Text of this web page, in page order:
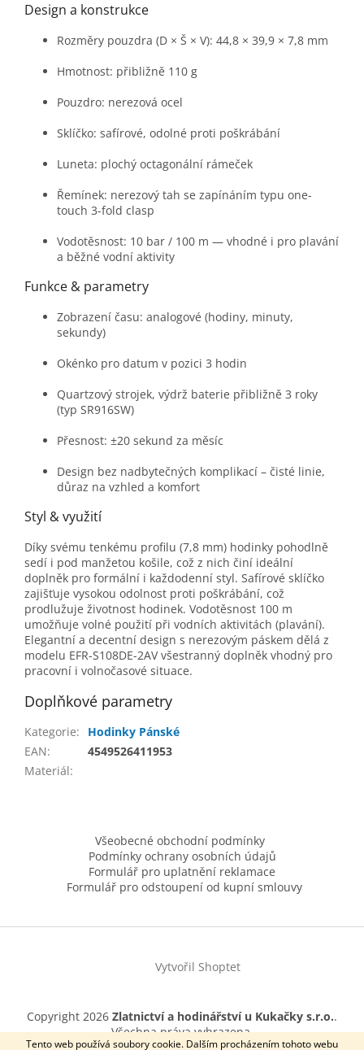
Tento web používá soubory cookie. Dalším procházením tohoto webu
Design a konstrukce
Rozměry pouzdra (D × Š × V): 44,8 × 39,9 × 7,8 mm
Hmotnost: přibližně 110 g
Pouzdro: nerezová ocel
Sklíčko: safírové, odolné proti poškrábání
Luneta: plochý octagonální rámeček
Řemínek: nerezový tah se zapínáním typu one-
touch 3-fold clasp
Vodotěsnost: 10 bar / 100 m — vhodné i pro plavání
a běžné vodní aktivity
Funkce & parametry
Zobrazení času: analogové (hodiny, minuty,
sekundy)
Okénko pro datum v pozici 3 hodin
Quartzový strojek, výdrž baterie přibližně 3 roky
(typ SR916SW)
Přesnost: ±20 sekund za měsíc
Design bez nadbytečných komplikací – čisté linie,
důraz na vzhled a komfort
Styl & využití
Díky svému tenkému profilu (7,8 mm) hodinky pohodlně
sedí i pod manžetou košile, což z nich činí ideální
doplněk pro formální i každodenní styl. Safírové sklíčko
zajišťuje vysokou odolnost proti poškrábání, což
prodlužuje životnost hodinek. Vodotěsnost 100 m
umožňuje volné použití při vodních aktivitách (plavání).
Elegantní a decentní design s nerezovým páskem dělá z
modelu EFR-S108DE-2AV všestranný doplněk vhodný pro
pracovní i volnočasové situace.
Doplňkové parametry
Kategorie:
Hodinky Pánské
EAN:
4549526411953
Materiál:
Všeobecné obchodní podmínky
Podmínky ochrany osobních údajů
Formulář pro uplatnění reklamace
Formulář pro odstoupení od kupní smlouvy
Vytvořil Shoptet
Copyright 2026 Zlatnictví a hodinářství u Kukačky s.r.o..
Všechna práva vyhrazena.